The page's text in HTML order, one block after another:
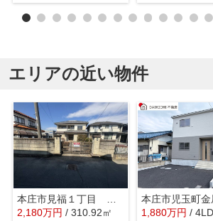
エリアの近い物件
2,180万円 / 310.92㎡
1,880万円 /